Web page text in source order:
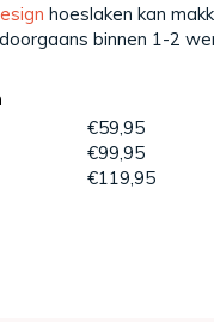
hoeslaken kan
binnen 1-2
€59,95
€99,95
€119,95